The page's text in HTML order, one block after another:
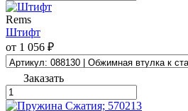
Rems
Штифт
от 1 056 ₽
Заказать